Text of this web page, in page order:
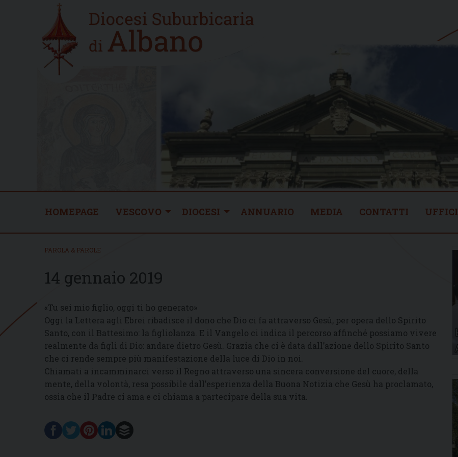
Home
new
HOMEPAGE VESCOVO DIOCESI ANNUARIO MEDIA CONTATTI UFFICI
PAROLA & PAROLE
14 gennaio 2019
«Tu sei mio figlio, oggi ti ho generato»
Oggi la Lettera agli Ebrei ribadisce il dono che Dio ci fa attraverso Gesù, per opera dello Spirito
Santo, con il Battesimo: la figliolanza. E il Vangelo ci indica il percorso affinché possiamo vivere
realmente da figli di Dio: andare dietro Gesù. Grazia che ci è data dall’azione dello Spirito Santo
che ci rende sempre più manifestazione della luce di Dio in noi.
Chiamati a incamminarci verso il Regno attraverso una sincera conversione del cuore, della
mente, della volontà, resa possibile dall’esperienza della Buona Notizia che Gesù ha proclamato,
ossia che il Padre ci ama e ci chiama a partecipare della sua vita.